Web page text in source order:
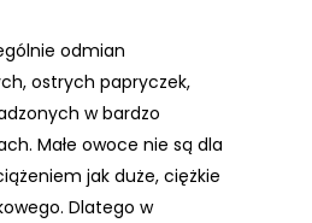
odmian
ostrych papryczek,
w bardzo
Małe owoce nie są dla
jak duże, ciężkie
Dlatego w